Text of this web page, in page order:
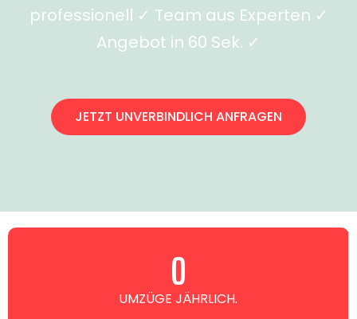
professionell ✓ Team aus Experten ✓
Angebot in 60 Sek. ✓
JETZT UNVERBINDLICH ANFRAGEN
UMZÜGE JÄHRLICH.
0